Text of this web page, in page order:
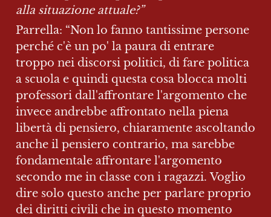
alla situazione attuale?”
Parrella: “Non lo fanno tantissime persone
perché c'è un po' la paura di entrare
troppo nei discorsi politici, di fare politica
a scuola e quindi questa cosa blocca molti
professori dall'affrontare l'argomento che
invece andrebbe affrontato nella piena
libertà di pensiero, chiaramente ascoltando
anche il pensiero contrario, ma sarebbe
fondamentale affrontare l'argomento
secondo me in classe con i ragazzi. Voglio
dire solo questo anche per parlare proprio
dei diritti civili che in questo momento